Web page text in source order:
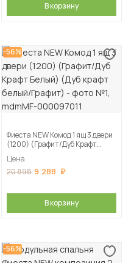
В корзину
-56%
Фиеста NEW Комод 1 ящ 3 двери
(1200) (Графит/Дуб Крафт
Графит)
Цена
20 898 9 288
В корзину
-56%